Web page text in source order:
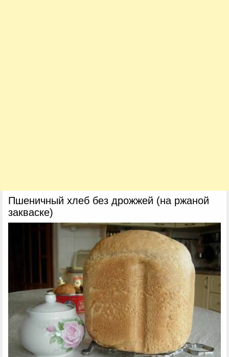
Пшеничный хлеб без дрожжей (на ржаной
закваске)